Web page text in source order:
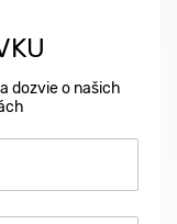
dozvie o našich